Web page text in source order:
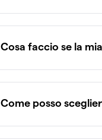
Cosa faccio se la
Come posso